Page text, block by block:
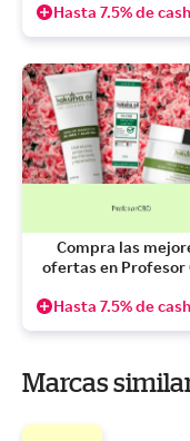
Hasta 7.5% de
Compra las
ofertas en Profesor
Hasta 7.5% de
Marcas